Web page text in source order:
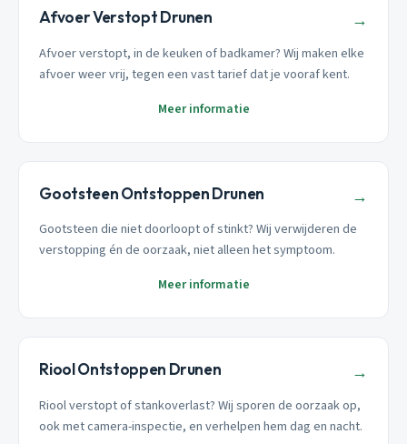
Afvoer Verstopt Drunen →
Afvoer verstopt, in de keuken of badkamer? Wij maken elke
afvoer weer vrij, tegen een vast tarief dat je vooraf kent.
Meer informatie
Gootsteen Ontstoppen Drunen →
Gootsteen die niet doorloopt of stinkt? Wij verwijderen de
verstopping én de oorzaak, niet alleen het symptoom.
Meer informatie
Riool Ontstoppen Drunen →
Riool verstopt of stankoverlast? Wij sporen de oorzaak op,
ook met camera-inspectie, en verhelpen hem dag en nacht.